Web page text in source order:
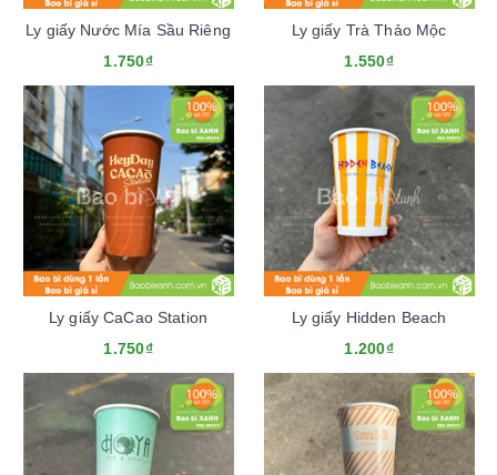
Ly giấy Nước Mía Sầu Riêng
1.750₫
Ly giấy Trà Thảo Mộc
1.550₫
Ly giấy CaCao Station
1.750₫
Ly giấy Hidden Beach
1.200₫